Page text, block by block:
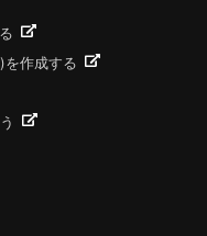
を作成する